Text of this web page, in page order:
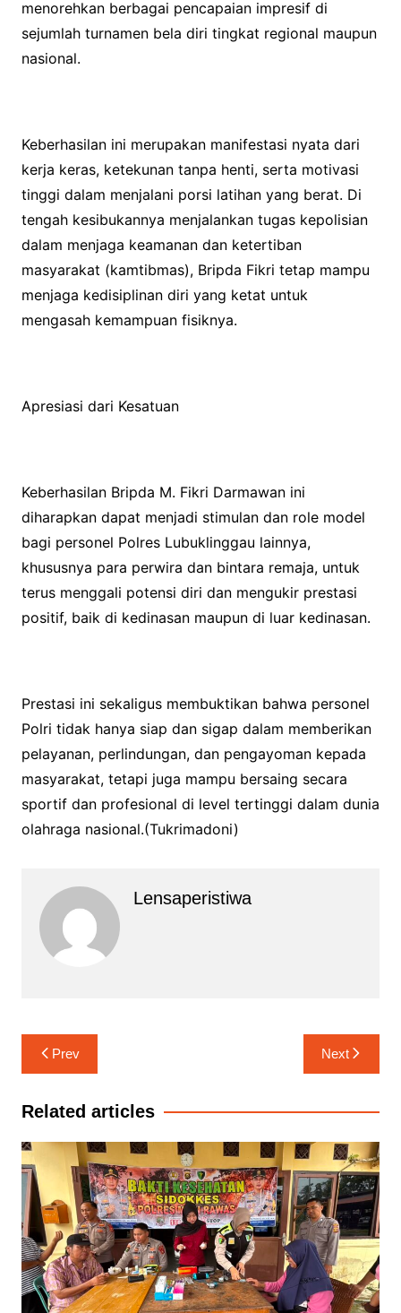
menorehkan berbagai pencapaian impresif di
sejumlah turnamen bela diri tingkat regional maupun
nasional.
Keberhasilan ini merupakan manifestasi nyata dari
kerja keras, ketekunan tanpa henti, serta motivasi
tinggi dalam menjalani porsi latihan yang berat. Di
tengah kesibukannya menjalankan tugas kepolisian
dalam menjaga keamanan dan ketertiban
masyarakat (kamtibmas), Bripda Fikri tetap mampu
menjaga kedisiplinan diri yang ketat untuk
mengasah kemampuan fisiknya.
Apresiasi dari Kesatuan
Keberhasilan Bripda M. Fikri Darmawan ini
diharapkan dapat menjadi stimulan dan role model
bagi personel Polres Lubuklinggau lainnya,
khususnya para perwira dan bintara remaja, untuk
terus menggali potensi diri dan mengukir prestasi
positif, baik di kedinasan maupun di luar kedinasan.
Prestasi ini sekaligus membuktikan bahwa personel
Polri tidak hanya siap dan sigap dalam memberikan
pelayanan, perlindungan, dan pengayoman kepada
masyarakat, tetapi juga mampu bersaing secara
sportif dan profesional di level tertinggi dalam dunia
olahraga nasional.(Tukrimadoni)
Lensaperistiwa
Navigasi
pos
Prev Next
Related articles